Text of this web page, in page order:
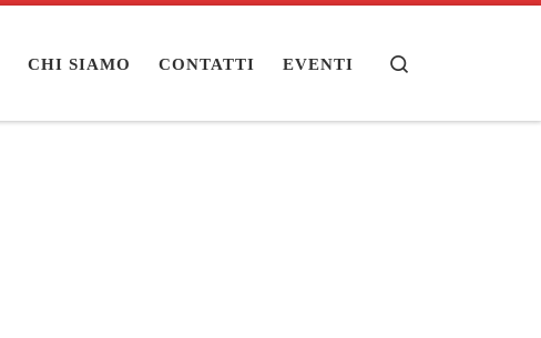
CHI SIAMO CONTATTI EVENTI